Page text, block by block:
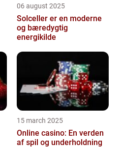
06 august 2025
Solceller er en moderne
og bæredygtig
energikilde
15 march 2025
Online casino: En verden
af spil og underholdning